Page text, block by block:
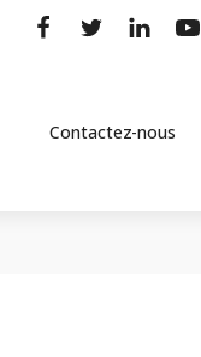
Contactez-nous